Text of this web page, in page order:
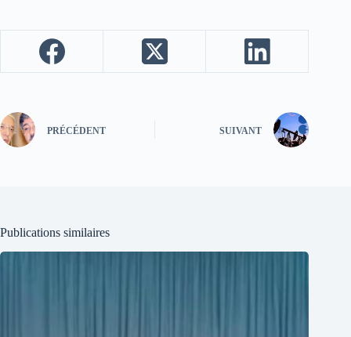
PRÉCÉDENT SUIVANT
Publications similaires